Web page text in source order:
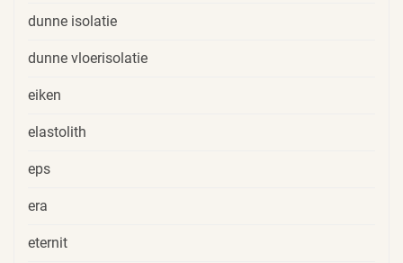
dunne isolatie
dunne vloerisolatie
eiken
elastolith
eps
era
eternit